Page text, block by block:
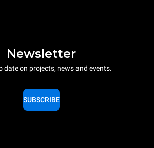
Newsletter
date on projects, news and events.
SUBSCRIBE